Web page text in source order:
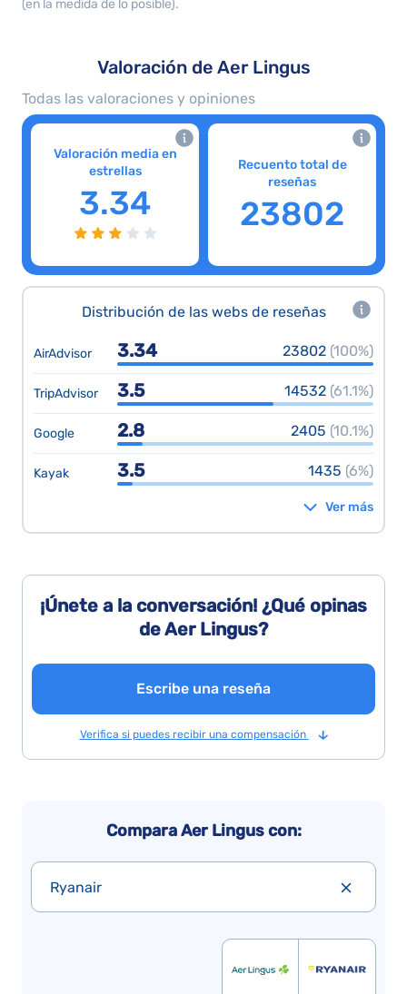
(en la medida de lo posible).
Valoración de Aer Lingus
Todas las valoraciones y opiniones
Valoración media en
estrellas
3.34
Recuento total de
reseñas
23802
Distribución de las webs de reseñas
AirAdvisor 3.34 23802 (100%)
TripAdvisor 3.5 14532 (61.1%)
Google 2.8 2405 (10.1%)
Kayak 3.5 1435 (6%)
Ver más
¡Únete a la conversación! ¿Qué opinas
de Aer Lingus?
Escribe una reseña
Verifica si puedes recibir una compensación
Compara Aer Lingus con:
Ryanair